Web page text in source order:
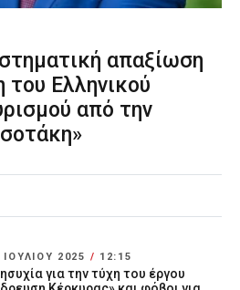
απαξίωση
του Ελληνικού
από την
ΙΟΥΛΊΟΥ 2025 / 12:15
για την τύχη του έργου